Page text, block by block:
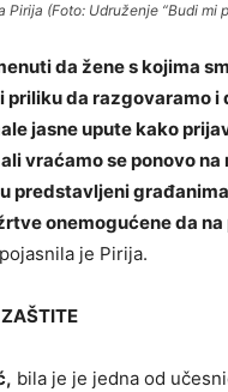
Pirija (Foto: Udruženje “Budi mi
da žene s kojima
priliku da razgovaramo i
jasne upute kako
vraćamo se ponovo
predstavljeni
onemogućene da
je Pirija.
bila je je jedna od